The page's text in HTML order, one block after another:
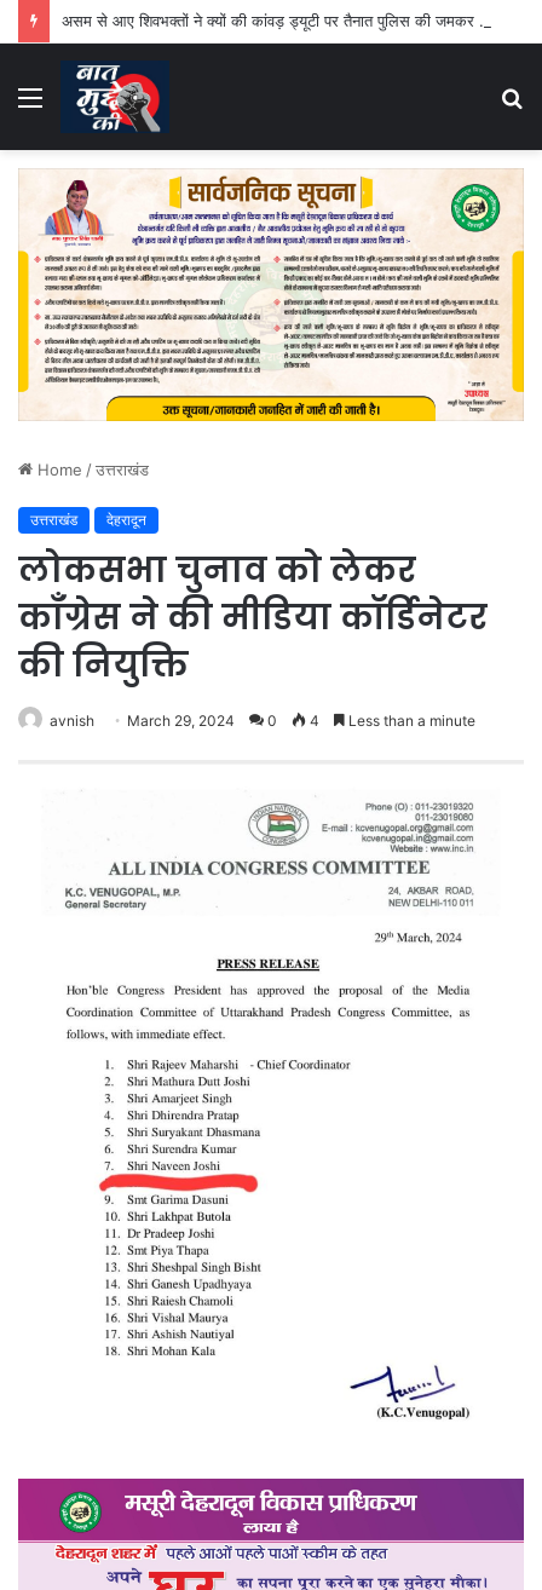
असम से आए शिवभक्तों ने क्यों की कांवड़ ड्यूटी पर तैनात पुलिस की जमकर तारीफ
Menu
Home /उत्तराखंड
उत्तराखंड देहरादून
लोकसभा चुनाव को लेकर
काँग्रेस ने की मीडिया कॉर्डिनेटर
की नियुक्ति
avnish March 29, 2024 0 4 Less than a minute